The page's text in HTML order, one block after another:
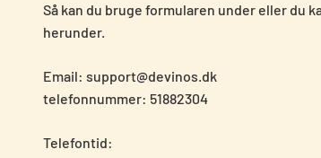
Så kan du bruge formularen under eller du
herunder.
Email: support@devinos.dk
telefonnummer: 51882304
Telefontid: